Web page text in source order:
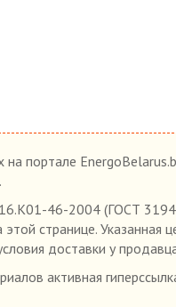
портале
46-2004 (ГОСТ
странице. Указанная
доставки у
активная